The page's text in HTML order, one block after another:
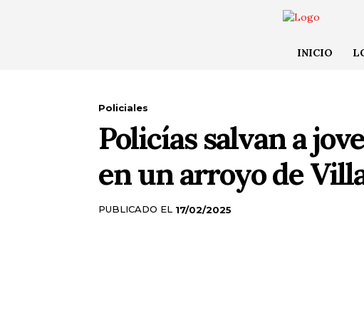
INICIO
Policiales
Policías salvan a
en un arroyo de
PUBLICADO EL 17/02/2025